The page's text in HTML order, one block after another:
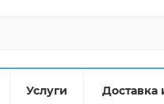
Услуги Доставка